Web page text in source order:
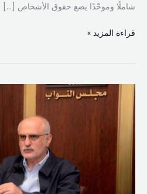
شاملًا وموحّدًا يضع حقوق الأشخاص […]
قراءة المزيد »
حسن
خليل
أن